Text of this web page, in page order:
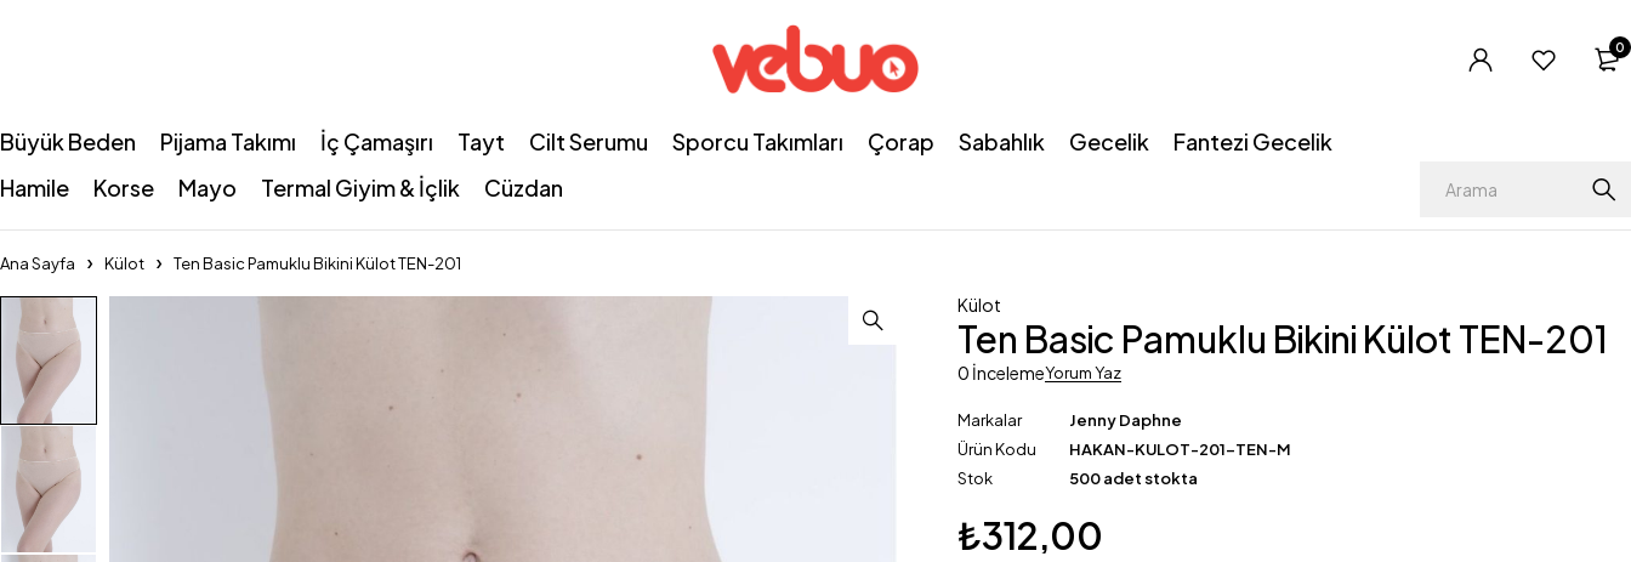
0
Büyük Beden Pijama Takımı İç Çamaşırı Tayt Cilt Serumu Sporcu Takımları Çorap Sabahlık Gecelik
Fantezi Gecelik
Hamile
Korse Mayo Termal Giyim & İçlik Cüzdan
Ana Sayfa Külot Ten Basic Pamuklu Bikini Külot TEN-201
Külot
Ten Basic Pamuklu Bikini Külot TEN-201
0 İncelemeYorum Yaz
Markalar
Jenny Daphne
Ürün Kodu
HAKAN-KULOT-201-TEN-M
Stok
500 adet stokta
₺312,00